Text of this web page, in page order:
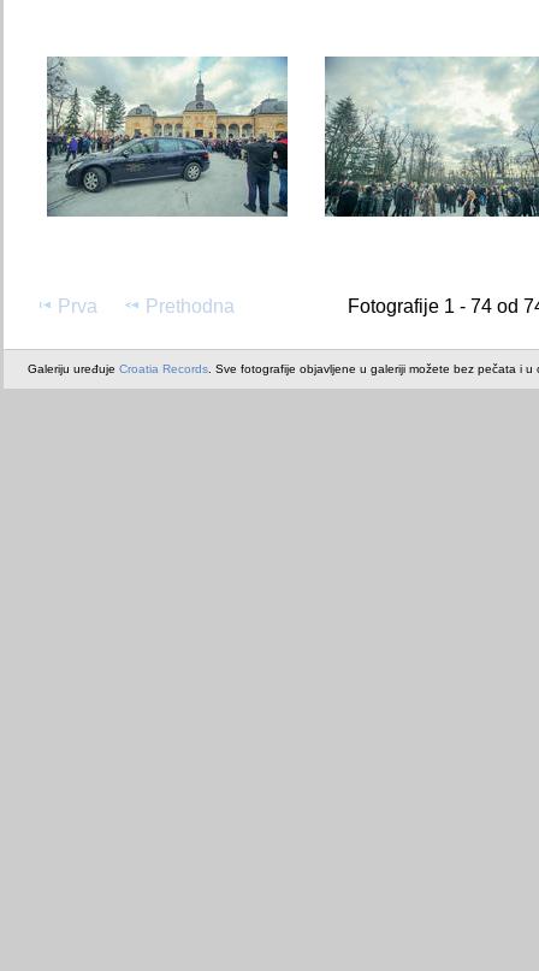
Prva Prethodna Fotografije 1 - 74 od
Galeriju uređuje Croatia Records . Sve fotografije objavljene u galeriji možete bez pečata i